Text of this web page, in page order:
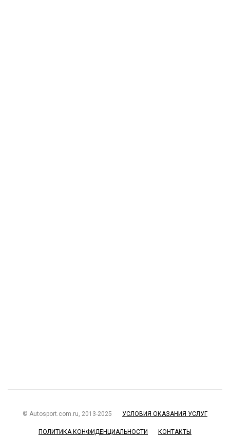
© Autosport.com.ru, 2013-2025 УСЛОВИЯ ОКАЗАНИЯ УСЛУГ
ПОЛИТИКА КОНФИДЕНЦИАЛЬНОСТИ КОНТАКТЫ